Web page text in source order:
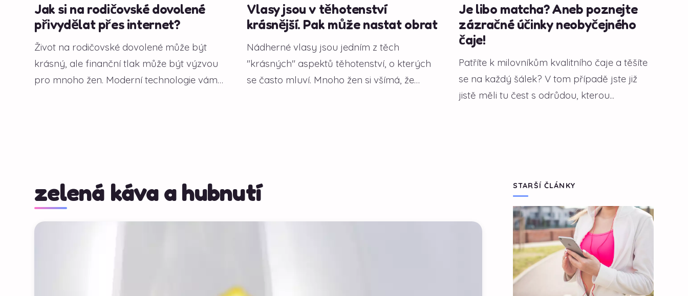
Jak si na rodičovské dovolené
přivydělat přes internet?
Život na rodičovské dovolené může být
krásný, ale finanční tlak může být výzvou
pro mnoho žen. Moderní technologie vám
Vlasy jsou v těhotenství
krásnější. Pak může nastat obrat
Nádherné vlasy jsou jedním z těch
"krásných" aspektů těhotenství, o kterých
se často mluví. Mnoho žen si všímá, že
Je libo matcha? Aneb poznejte
zázračné účinky neobyčejného
čaje!
Patříte k milovníkům kvalitního čaje a těšíte
se na každý šálek? V tom případě jste již
jistě měli tu čest s odrůdou, kterou...
zelená káva a hubnutí STARŠÍ ČLÁNKY